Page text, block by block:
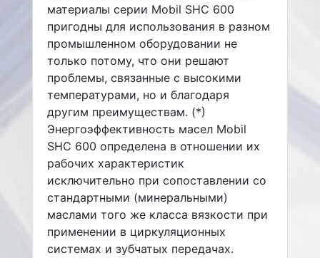
материалы серии Mobil SHC 600
пригодны для использования в разном
промышленном оборудовании не
только потому, что они решают
проблемы, связанные с высокими
температурами, но и благодаря
другим преимуществам. (*)
Энергоэффективность масел Mobil
SHC 600 определена в отношении их
рабочих характеристик
исключительно при сопоставлении со
стандартными (минеральными)
маслами того же класса вязкости при
применении в циркуляционных
системах и зубчатых передачах.